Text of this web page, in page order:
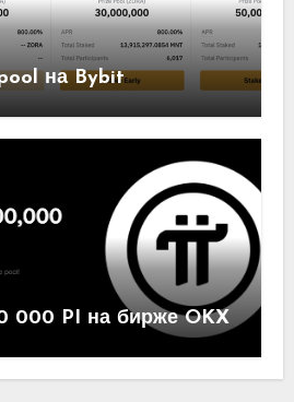
на Bybit
000 PI на бирже OKX